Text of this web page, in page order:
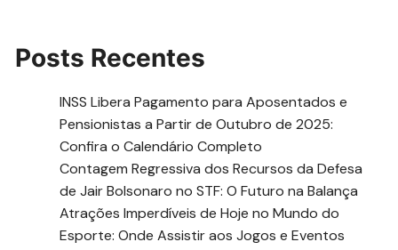
Posts Recentes
INSS Libera Pagamento para Aposentados e
Pensionistas a Partir de Outubro de 2025:
Confira o Calendário Completo
Contagem Regressiva dos Recursos da Defesa
de Jair Bolsonaro no STF: O Futuro na Balança
Atrações Imperdíveis de Hoje no Mundo do
Esporte: Onde Assistir aos Jogos e Eventos